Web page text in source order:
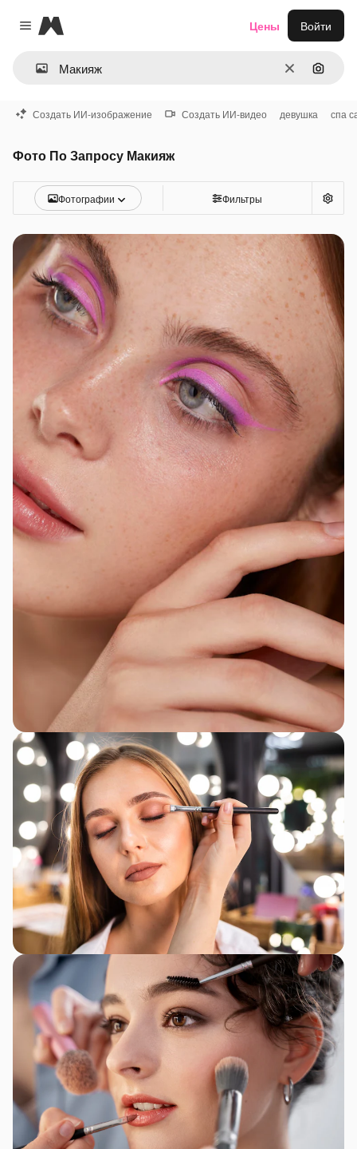
Close menu
Magnific
ОчиститьПоиск
Цены Войти
Создать ИИ-изображение Создать ИИ-видео девушка спа
Фото По Запросу Макияж
Фотографии Фильтры